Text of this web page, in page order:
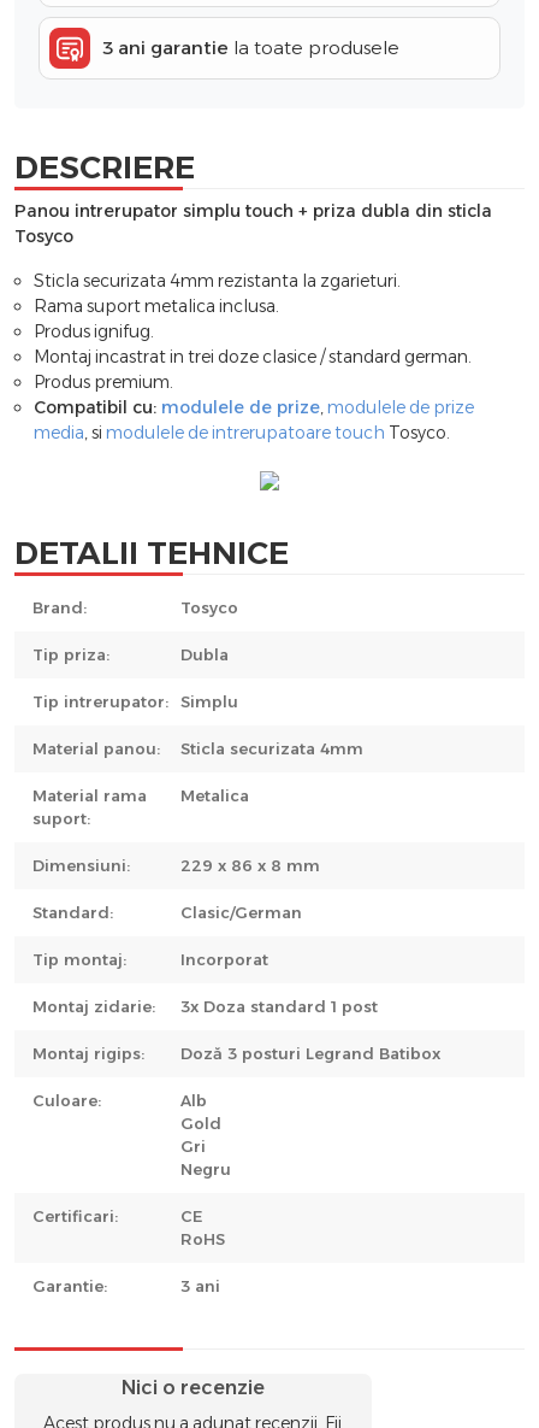
3 ani garantie la toate produsele
DESCRIERE
Panou intrerupator simplu touch + priza dubla din sticla
Tosyco
Sticla securizata 4mm rezistanta la zgarieturi.
Rama suport metalica inclusa.
Produs ignifug.
Montaj incastrat in trei doze clasice / standard german.
Produs premium.
Compatibil cu: modulele de prize,modulele de prize
media, si modulele de intrerupatoare touch Tosyco.
DETALII TEHNICE
Brand: Tosyco
Tip priza: Dubla
Tip intrerupator: Simplu
Material panou: Sticla securizata 4mm
Material rama
suport:
Metalica
Dimensiuni: 229 x 86 x 8 mm
Standard: Clasic/German
Tip montaj: Incorporat
Montaj zidarie: 3x Doza standard 1 post
Montaj rigips: Doză 3 posturi Legrand Batibox
Culoare:
Alb
Gold
Gri
Negru
Certificari:
CE
RoHS
Garantie: 3 ani
Nici o recenzie
Acest produs nu a adunat recenzii. Fii